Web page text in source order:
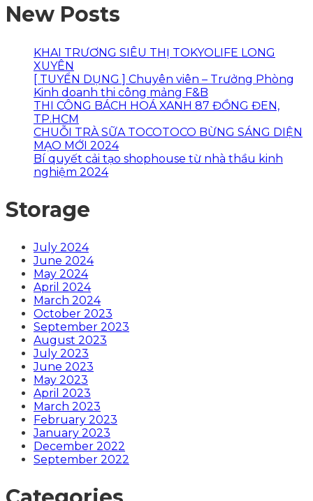
New Posts
KHAI TRƯƠNG SIÊU THỊ TOKYOLIFE LONG
XUYÊN
[ TUYỂN DỤNG ] Chuyên viên – Trưởng Phòng
Kinh doanh thi công mảng F&B
THI CÔNG BÁCH HOÁ XANH 87 ĐỒNG ĐEN,
TP.HCM
CHUỖI TRÀ SỮA TOCOTOCO BỪNG SÁNG DIỆN
MẠO MỚI 2024
Bí quyết cải tạo shophouse từ nhà thầu kinh
nghiệm 2024
Storage
July 2024
June 2024
May 2024
April 2024
March 2024
October 2023
September 2023
August 2023
July 2023
June 2023
May 2023
April 2023
March 2023
February 2023
January 2023
December 2022
September 2022